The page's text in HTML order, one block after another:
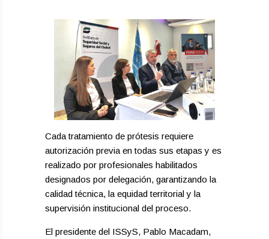
Cada tratamiento de prótesis requiere
autorización previa en todas sus etapas y es
realizado por profesionales habilitados
designados por delegación, garantizando la
calidad técnica, la equidad territorial y la
supervisión institucional del proceso.
El presidente del ISSyS, Pablo Macadam,